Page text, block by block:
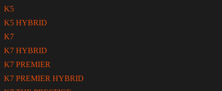
K5
K5 HYBRID
K7
K7 HYBRID
K7 PREMIER
K7 PREMIER HYBRID